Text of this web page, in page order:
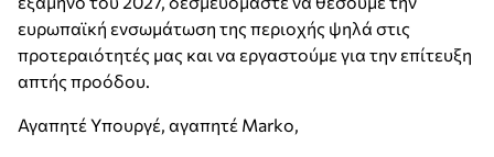
ευρωπαϊκή ενσωμάτωση της περιοχής ψηλά στις
προτεραιότητές μας και να εργαστούμε για την επίτευξη
απτής προόδου.
Αγαπητέ Υπουργέ, αγαπητέ Marko,